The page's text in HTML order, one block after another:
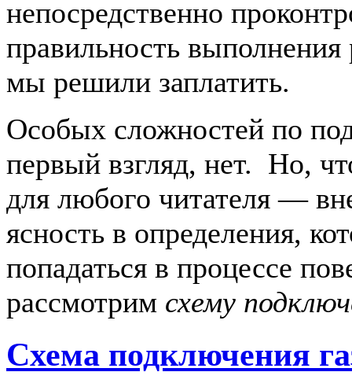
непосредственно
правильность
мы решили заплатить.
Особых сложностей по
первый взгляд, нет. Но,
для любого читателя —
ясность в определения,
попадаться в процессе
рассмотрим схему
Схема подключения